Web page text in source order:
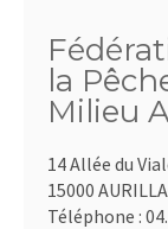
la
Milieu
14 Allée du
15000
Téléphone :